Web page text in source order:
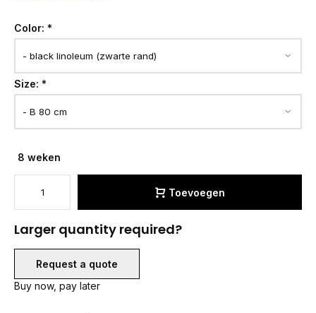
Color: *
Size: *
8 weken
Toevoegen
Larger quantity required?
Request a quote
Buy now, pay later